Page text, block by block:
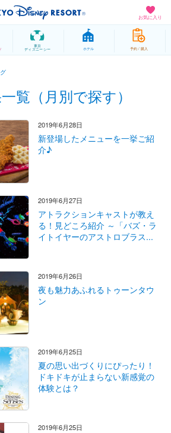
お気に入り
東京
ディズニーシー ホテル 予約 / 購入
覧（月別で探す）
2019年6月28日
新登場したメニューを一挙ご紹
介♪
2019年6月27日
アトラクションキャストが教え
る！見どころ紹介 ～「バズ・ラ
イトイヤーのアストロブラス...
2019年6月26日
夜も魅力あふれるトゥーンタウ
ン
2019年6月25日
夏の思い出づくりにぴったり！
ドキドキが止まらない新感覚の
体験とは？
2019年6月25日